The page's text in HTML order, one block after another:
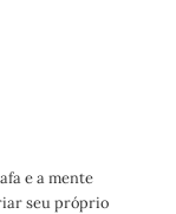
e a mente
seu próprio